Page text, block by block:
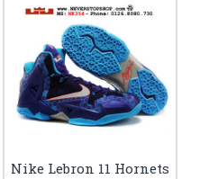
Nike Lebron 11 Hornets